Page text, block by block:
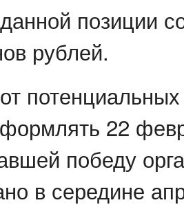
позиции
рублей.
22
победу
в середине